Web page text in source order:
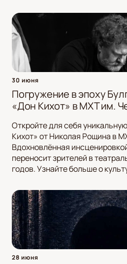
30 июня
Погружение в эпоху
«Дон Кихот» в МХТ им.
Откройте для себя
Кихот» от Николая Рощина в
Вдохновлённая
переносит зрителей в
годов. Узнайте больше о
28 июня